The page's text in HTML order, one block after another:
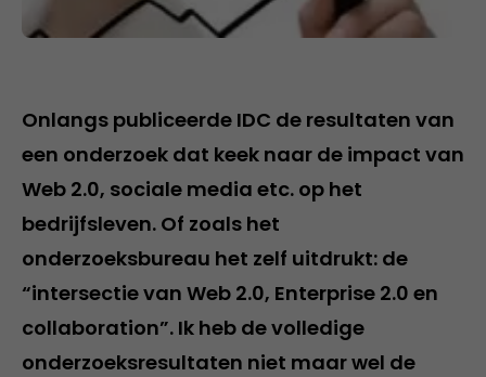
Onlangs publiceerde IDC de resultaten van
een onderzoek dat keek naar de impact van
Web 2.0, sociale media etc. op het
bedrijfsleven. Of zoals het
onderzoeksbureau het zelf uitdrukt: de
“intersectie van Web 2.0, Enterprise 2.0 en
collaboration”. Ik heb de volledige
onderzoeksresultaten niet maar wel de